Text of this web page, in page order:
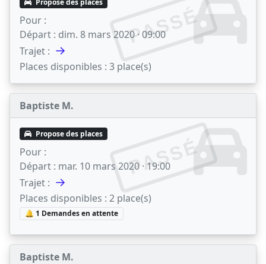
PASSÉ
Propose des places
Pour :
Départ : dim. 8 mars 2020 · 09:00
Trajet : →
Places disponibles : 3 place(s)
Baptiste M.
PASSÉ
Propose des places
Pour :
Départ : mar. 10 mars 2020 · 19:00
Trajet : →
Places disponibles : 2 place(s)
🔔 1 Demandes en attente
Baptiste M.